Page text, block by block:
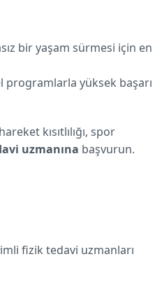
bir yaşam sürmesi için en
programlarla yüksek başarı
kısıtlılığı, spor
uzmanına başvurun.
fizik tedavi uzmanları